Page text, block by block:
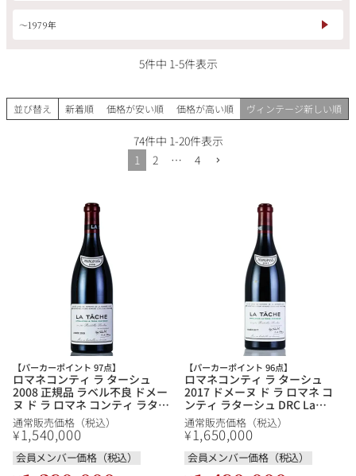
～1979年
5件中 1-5件表示
並び替え 新着順 価格が安い順 価格が高い順 ヴィンテージ新しい順
74件中 1-20件表示
1
2 … 4
【パーカーポイント 97点】
ロマネコンティ ラ ターシュ
2008 正規品 ラベル不良 ドメー
ヌ ド ラ ロマネ コンティ ラター
シュ DRC La Tache フランス ブ
ルゴーニュ 赤ワイン
通常販売価格（税込）
¥1,540,000
会員メンバー価格（税込）
【パーカーポイント 96点】
ロマネコンティ ラ ターシュ
2017 ドメーヌ ド ラ ロマネ コ
ンティ ラターシュ DRC La
Tache フランス ブルゴーニュ
赤ワイン
通常販売価格（税込）
¥1,650,000
会員メンバー価格（税込）